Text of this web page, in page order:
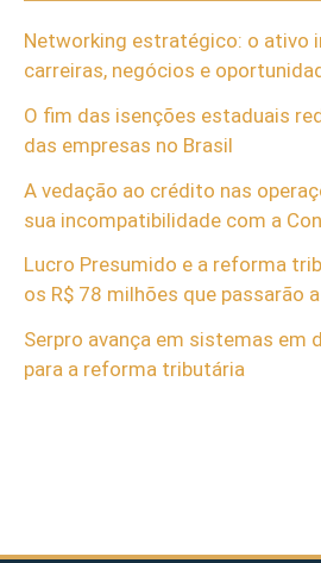
Networking estratégico: o ativo
carreiras, negócios e
O fim das isenções estaduais
das empresas no Brasil
A vedação ao crédito nas
sua incompatibilidade com a
Lucro Presumido e a reforma
os R$ 78 milhões que passarão
Serpro avança em sistemas em
para a reforma tributária